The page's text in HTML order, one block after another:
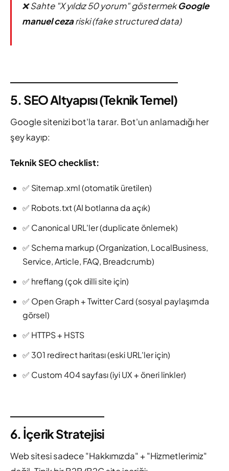
❌ Sahte "X yıldız 50 yorum" göstermekGoogle
manuel cezariski (fake structured data)
5. SEO Altyapısı (Teknik Temel)
Google sitenizi bot'la tarar. Bot'un anlamadığı her
şey kayıp:
Teknik SEO checklist:
✅ Sitemap.xml (otomatik üretilen)
✅ Robots.txt (AI botlarına da açık)
✅ Canonical URL'ler (duplicate önlemek)
✅ Schema markup (Organization, LocalBusiness,
Service, Article, FAQ, Breadcrumb)
✅ hreflang (çok dilli site için)
✅ Open Graph + Twitter Card (sosyal paylaşımda
görsel)
✅ HTTPS + HSTS
✅ 301 redirect haritası (eski URL'ler için)
✅ Custom 404 sayfası (iyi UX + öneri linkler)
6. İçerik Stratejisi
Web sitesi sadece "Hakkımızda" + "Hizmetlerimiz"